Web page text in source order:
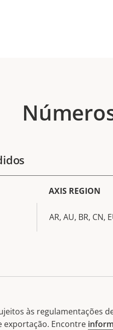
AXIS REGION
AR, AU, BR, CN,
às regulamentações
exportação. Encontre